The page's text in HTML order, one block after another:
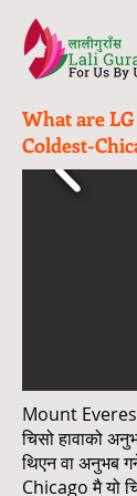
What are
Coldest-
Mount Everest
चिसो हावाको
थिएन वा अनुभब
Chicago मै यो